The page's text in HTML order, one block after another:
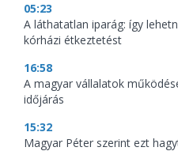
05:23
A láthatatlan iparág: így
kórházi étkeztetést
16:58
A magyar vállalatok
időjárás
15:32
Magyar Péter szerint ezt